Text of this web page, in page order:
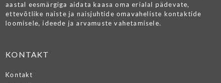
aastal eesmärgiga aidata kaasa oma erialal pädevate,
ettevõtlike naiste ja naisjuhtide omavaheliste kontaktide
loomisele, ideede ja arvamuste vahetamisele.
KONTAKT
Kontakt